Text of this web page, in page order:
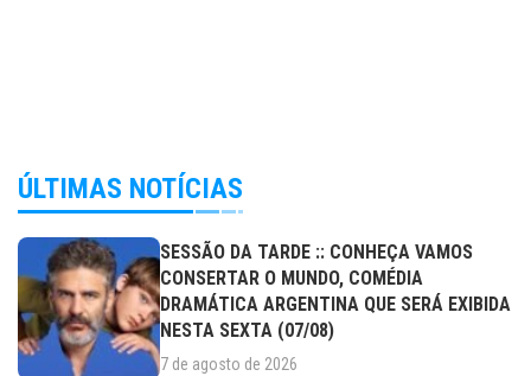
ÚLTIMAS NOTÍCIAS
SESSÃO DA TARDE :: CONHEÇA VAMOS
CONSERTAR O MUNDO, COMÉDIA
DRAMÁTICA ARGENTINA QUE SERÁ EXIBIDA
NESTA SEXTA (07/08)
7 de agosto de 2026